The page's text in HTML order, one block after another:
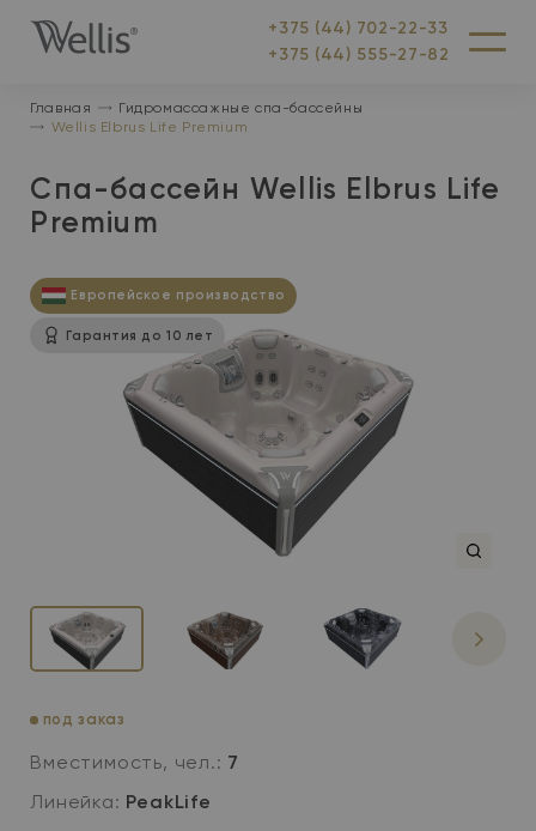
На
+375 (44) 702-22-33
+375 (44) 555-27-82
Меню
Главная
Гидромассажные спа-бассейны
Wellis Elbrus Life Premium
Спа-бассейн Wellis Elbrus Life
Premium
Европейское производство
Гарантия до 10 лет
под заказ
Вместимость, чел.: 7
Линейка: PeakLife